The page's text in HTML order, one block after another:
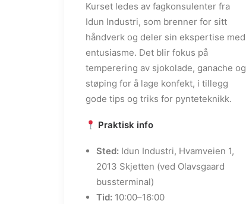
Kurset ledes av fagkonsulenter fra
Idun Industri, som brenner for sitt
håndverk og deler sin ekspertise med
entusiasme. Det blir fokus på
temperering av sjokolade, ganache og
støping for å lage konfekt, i tillegg
gode tips og triks for pynteteknikk.
Praktisk info
Sted: Idun Industri, Hvamveien 1,
2013 Skjetten (ved Olavsgaard
bussterminal)
Tid: 10:00–16:00